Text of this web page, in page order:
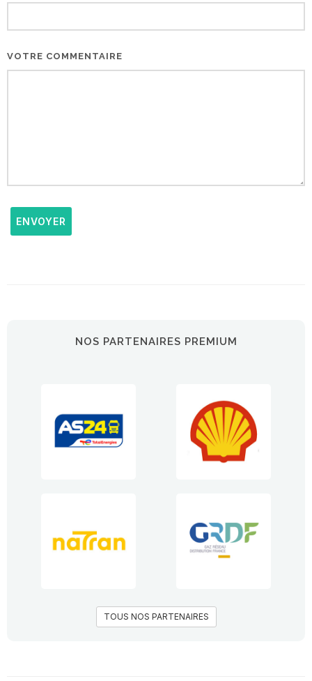
VOTRE COMMENTAIRE
ENVOYER
NOS PARTENAIRES PREMIUM
TOUS NOS PARTENAIRES